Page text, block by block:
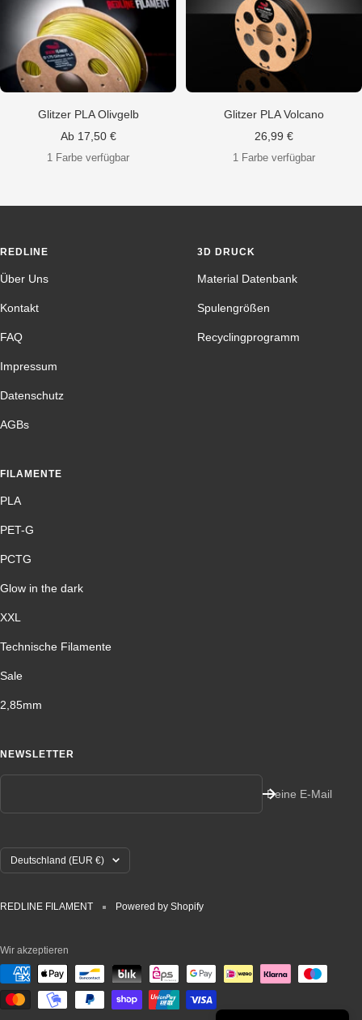
Glitzer PLA Olivgelb
Angebotspreis
Ab 17,50 €
1 Farbe verfügbar
Glitzer PLA Volcano
Angebotspreis
26,99 €
1 Farbe verfügbar
REDLINE
Über Uns
Kontakt
FAQ
Impressum
Datenschutz
AGBs
3D DRUCK
Material Datenbank
Spulengrößen
Recyclingprogramm
FILAMENTE
PLA
PET-G
PCTG
Glow in the dark
XXL
Technische Filamente
Sale
2,85mm
NEWSLETTER
Deine E-Mail
Land/Region
Deutschland (EUR €)
REDLINE FILAMENT Powered by Shopify
Wir akzeptieren